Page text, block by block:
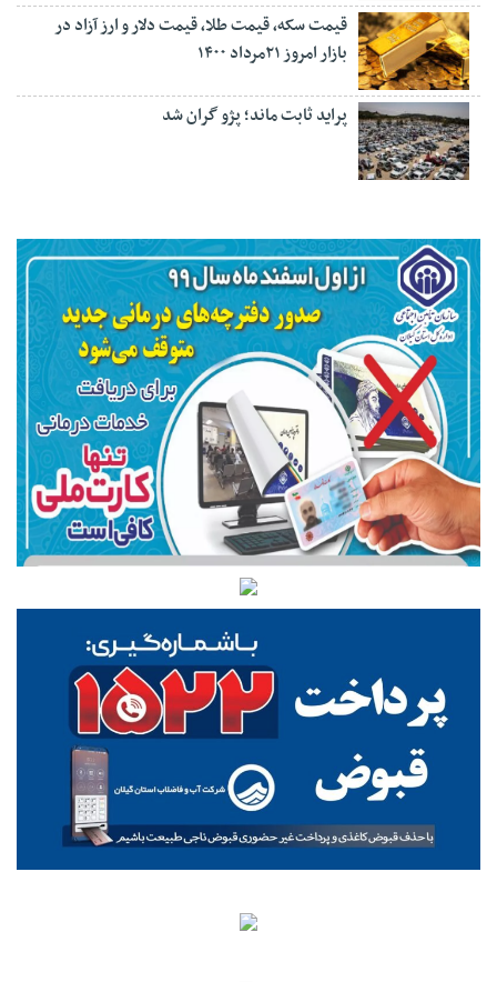
قیمت سکه، قیمت طلا، قیمت دلار و ارز آزاد در
بازار امروز ۲۱مرداد ۱۴۰۰
پراید ثابت ماند؛ پژو گران شد